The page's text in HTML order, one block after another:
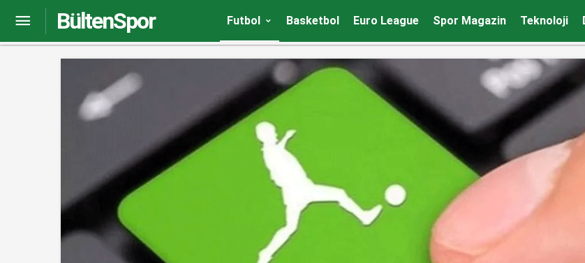
BültenSpor Futbol Basketbol Euro League Spor Magazin Teknoloji
Avrupa’da transferin son döneminde dikkat çeken hamleler! İşte resmen biten transferler!